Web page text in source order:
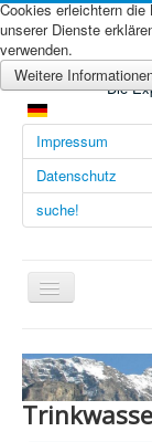
Die
Impressum
Datenschutz
suche!
Navigation
an/aus
Startseite
Arbeitsgebiete
Cookies erleichtern
unserer Dienste
verwenden.
Weitere